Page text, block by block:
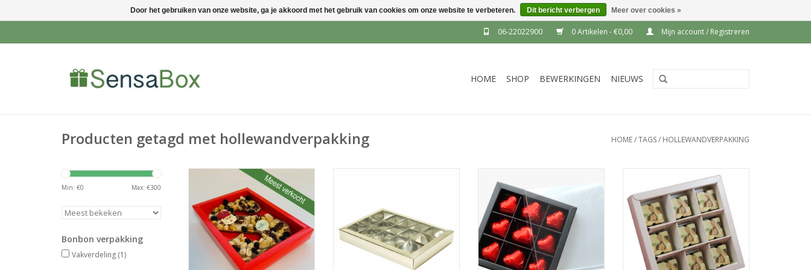
06-22022900 0 Artikelen - €0,00 Mijn account / Registreren
HOME SHOP BEWERKINGEN NIEUWS
Producten getagd met hollewandverpakking HOME/TAGS/ HOLLEWANDVERPAKKING
Min: €0 Max: €300
Bonbon verpakking
Vakverdeling (1)
Deze verpakking is in veel kleuren
beschikbaar en heeft een inhoud
van 175x120x25mm. Ze zit per
100 stuks verpakt.
TOEVOEGEN AAN WINKELWAGEN
15vaks interieur gemonteerd.
Vakjes zijn ca.35x40mm. verpakt
per 100ex
TOEVOEGEN AAN WINKELWAGEN
inclusief 9vaks interieur
gemonteerd is in veel kleuren
beschikbaar en heeft een inhoud
van 115x115x25mm. Vakjes zijn
ca.38x38mm. Ze zit per 125 stuks
verpakt.
TOEVOEGEN AAN WINKELWAGEN
9vaks interieur tbv Hollewand
verpakking NR115A
TOEVOEGEN AAN WINKELWAGEN
Door het gebruiken van onze website, ga je akkoord met het gebruik van cookies om onze website te verbeteren. Dit bericht verbergen Meer over cookies »